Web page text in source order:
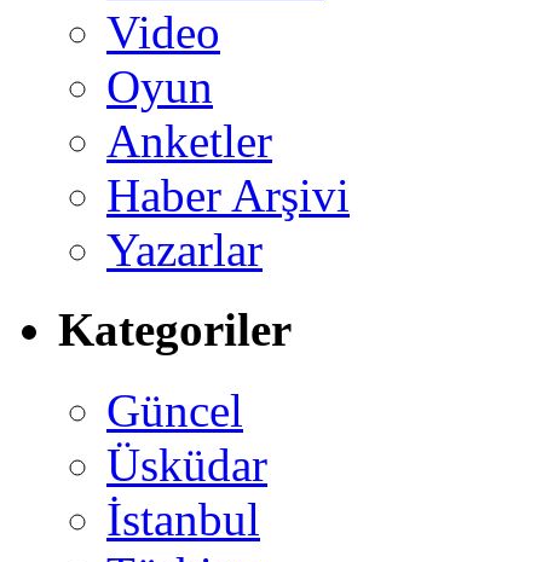
Video
Oyun
Anketler
Haber Arşivi
Yazarlar
Kategoriler
Güncel
Üsküdar
İstanbul